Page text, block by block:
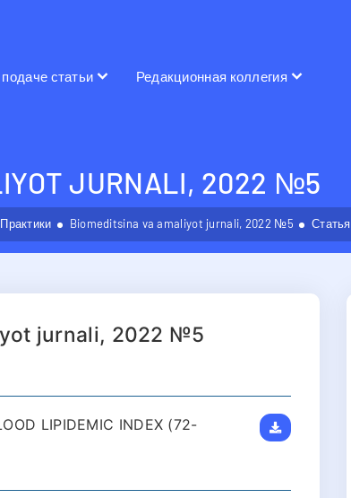
статьи Редакционная коллегия
JURNALI, 2022 №5
Biomeditsina va amaliyot jurnali, 2022 №5 Статья
jurnali, 2022 №5
LIPIDEMIC INDEX (72-